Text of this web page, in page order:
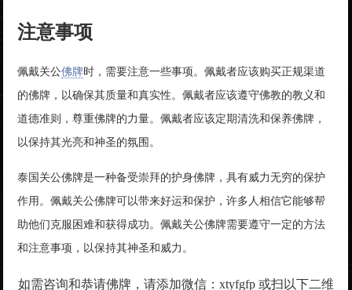
注意事项
佩戴关公佛牌时，需要注意一些事项。佩戴者应该购买正规渠道
的佛牌，以确保其质量和真实性。佩戴者应该遵守佛教的教义和
道德准则，尊重佛牌的力量。佩戴者应该定期清洗和保养佛牌，
以保持其光亮和神圣的氛围。
泰国关公佛牌是一种备受崇拜的护身佛牌，具有威力无穷的保护
作用。佩戴关公佛牌可以带来好运和保护，许多人相信它能够帮
助他们克服困难和获得成功。佩戴关公佛牌需要遵守一定的方法
和注意事项，以保持其神圣和威力。
如需咨询和恭请佛牌，请添加微信：xtyfgfp 或扫以下二维